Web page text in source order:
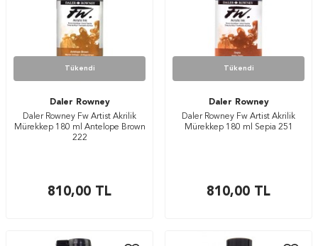
Tükendi
Daler Rowney
Daler Rowney Fw Artist Akrilik
Mürekkep 180 ml Antelope Brown
222
810,00 TL
Tükendi
Daler Rowney
Daler Rowney Fw Artist Akrilik
Mürekkep 180 ml Sepia 251
810,00 TL